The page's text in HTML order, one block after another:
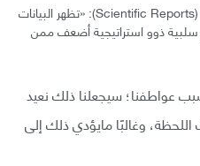
كتب الباحثون في مجلة التقارير العلمية (Scientific Reports): «تظهر البيانات
ذوو استراتيجية أضعف ممن
عواطفنا؛ سيجعلنا ذلك نعيد
اللحظة، وغالبًا مايؤدي ذلك إلى